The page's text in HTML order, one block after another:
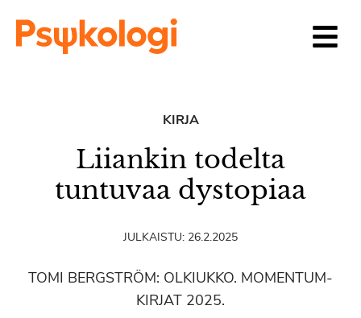
KIRJA
Liiankin todelta
tuntuvaa dystopiaa
JULKAISTU: 26.2.2025
TOMI BERGSTRÖM: OLKIUKKO. MOMENTUM-
KIRJAT 2025.